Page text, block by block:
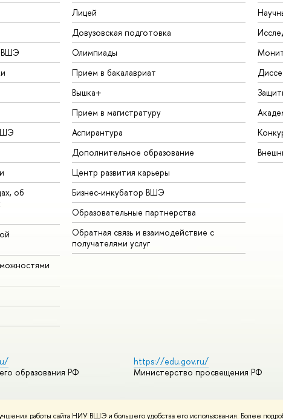
работы сайта НИУ ВШЭ и большего удобства его использования. Более
ВШЭ
об
Лицей
Довузовская подготовка
Олимпиады
Прием в бакалавриат
Вышка+
Прием в магистратуру
Аспирантура
Дополнительное образование
Центр развития карьеры
Бизнес-инкубатор ВШЭ
Образовательные партнерства
Обратная связь и взаимодействие с
получателями услуг
образования РФ
https://edu.gov.ru/
Министерство просвещения РФ